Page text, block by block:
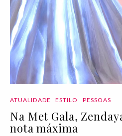
ATUALIDADE ESTILO PESSOAS
Na Met Gala,
nota máxima